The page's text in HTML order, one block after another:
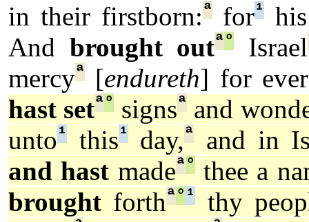
in their firstborn:ªfor¹
And brought outª° Israel
mercyª [endureth] for
hast setª° signsª and
unto¹ this¹day,ª
and in
and hast madeª°thee a
brought forthª° ¹
thy